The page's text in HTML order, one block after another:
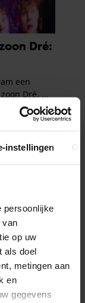
instellingen
persoonlijke
van
op uw
als doel
metingen aan
en
gegevens